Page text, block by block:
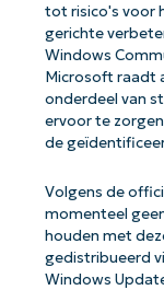
tot risico's voor
gerichte
Windows
Microsoft raadt
onderdeel van
ervoor te
de
Volgens de
momenteel
houden met
gedistribueerd
Windows